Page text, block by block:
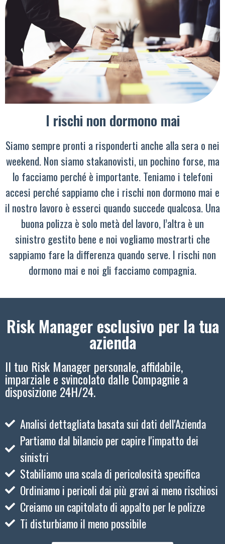
I rischi non dormono mai
Siamo sempre pronti a risponderti anche alla sera o nei
weekend. Non siamo stakanovisti, un pochino forse, ma
lo facciamo perché è importante. Teniamo i telefoni
accesi perché sappiamo che i rischi non dormono mai e
il nostro lavoro è esserci quando succede qualcosa. Una
buona polizza è solo metà del lavoro, l’altra è un
sinistro gestito bene e noi vogliamo mostrarti che
sappiamo fare la differenza quando serve. I rischi non
dormono mai e noi gli facciamo compagnia.
Risk Manager esclusivo per la tua
azienda
Il tuo Risk Manager personale, affidabile,
imparziale e svincolato dalle Compagnie a
disposizione 24H/24.
Analisi dettagliata basata sui dati dell'Azienda
Partiamo dal bilancio per capire l'impatto dei
sinistri
Stabiliamo una scala di pericolosità specifica
Ordiniamo i pericoli dai più gravi ai meno rischiosi
Creiamo un capitolato di appalto per le polizze
Ti disturbiamo il meno possibile